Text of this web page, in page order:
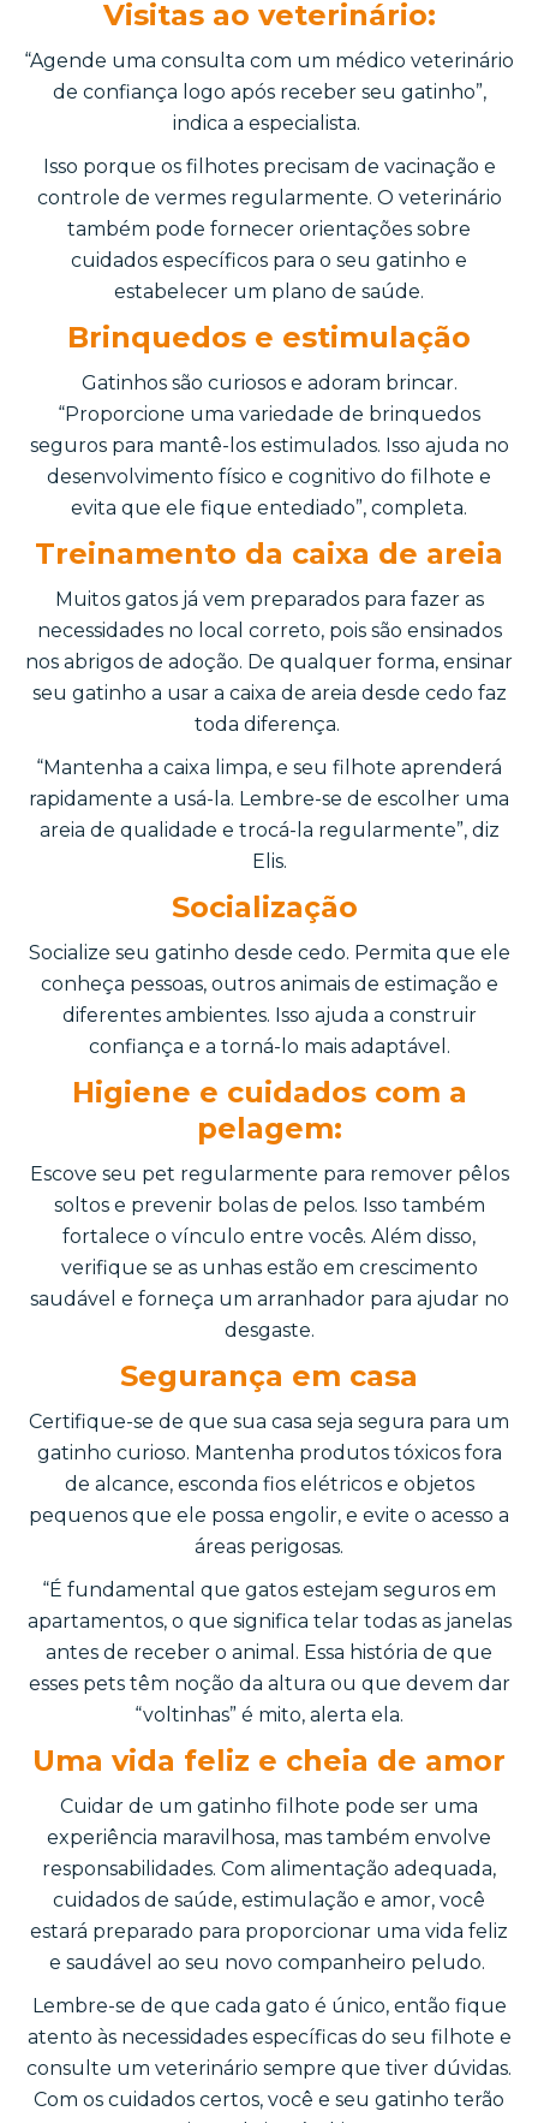
Visitas ao veterinário:
“Agende uma consulta com um médico veterinário
de confiança logo após receber seu gatinho”,
indica a especialista.
Isso porque os filhotes precisam de vacinação e
controle de vermes regularmente. O veterinário
também pode fornecer orientações sobre
cuidados específicos para o seu gatinho e
estabelecer um plano de saúde.
Brinquedos e estimulação
Gatinhos são curiosos e adoram brincar.
“Proporcione uma variedade de brinquedos
seguros para mantê-los estimulados. Isso ajuda no
desenvolvimento físico e cognitivo do filhote e
evita que ele fique entediado”, completa.
Treinamento da caixa de areia
Muitos gatos já vem preparados para fazer as
necessidades no local correto, pois são ensinados
nos abrigos de adoção. De qualquer forma, ensinar
seu gatinho a usar a caixa de areia desde cedo faz
toda diferença.
“Mantenha a caixa limpa, e seu filhote aprenderá
rapidamente a usá-la. Lembre-se de escolher uma
areia de qualidade e trocá-la regularmente”, diz
Elis.
Socialização
Socialize seu gatinho desde cedo. Permita que ele
conheça pessoas, outros animais de estimação e
diferentes ambientes. Isso ajuda a construir
confiança e a torná-lo mais adaptável.
Higiene e cuidados com a
pelagem:
Escove seu pet regularmente para remover pêlos
soltos e prevenir bolas de pelos. Isso também
fortalece o vínculo entre vocês. Além disso,
verifique se as unhas estão em crescimento
saudável e forneça um arranhador para ajudar no
desgaste.
Segurança em casa
Certifique-se de que sua casa seja segura para um
gatinho curioso. Mantenha produtos tóxicos fora
de alcance, esconda fios elétricos e objetos
pequenos que ele possa engolir, e evite o acesso a
áreas perigosas.
“É fundamental que gatos estejam seguros em
apartamentos, o que significa telar todas as janelas
antes de receber o animal. Essa história de que
esses pets têm noção da altura ou que devem dar
“voltinhas” é mito, alerta ela.
Uma vida feliz e cheia de amor
Cuidar de um gatinho filhote pode ser uma
experiência maravilhosa, mas também envolve
responsabilidades. Com alimentação adequada,
cuidados de saúde, estimulação e amor, você
estará preparado para proporcionar uma vida feliz
e saudável ao seu novo companheiro peludo.
Lembre-se de que cada gato é único, então fique
atento às necessidades específicas do seu filhote e
consulte um veterinário sempre que tiver dúvidas.
Com os cuidados certos, você e seu gatinho terão